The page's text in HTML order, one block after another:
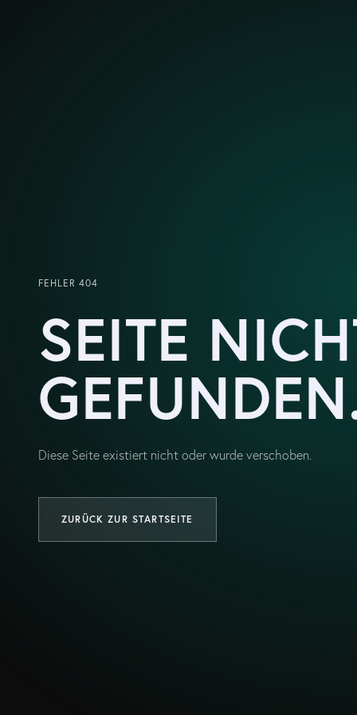
FEHLER 404
SEITE
Diese Seite existiert nicht oder wurde verschoben.
ZURÜCK ZUR STARTSEITE